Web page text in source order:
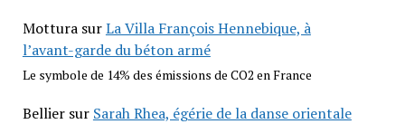
MotturasurLa Villa François Hennebique, à
l’avant-garde du béton armé
Le symbole de 14% des émissions de CO2 en France
Belliersur Sarah Rhea, égérie de la danse orientale